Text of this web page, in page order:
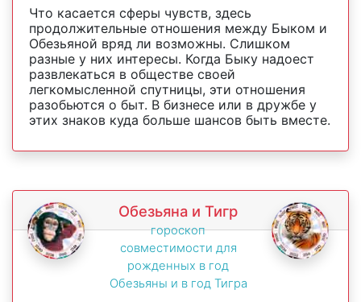
Что касается сферы чувств, здесь
продолжительные отношения между Быком и
Обезьяной вряд ли возможны. Слишком
разные у них интересы. Когда Быку надоест
развлекаться в обществе своей
легкомысленной спутницы, эти отношения
разобьются о быт. В бизнесе или в дружбе у
этих знаков куда больше шансов быть вместе.
Обезьяна и Тигр
гороскоп
совместимости для
рожденных в год
Обезьяны и в год Тигра